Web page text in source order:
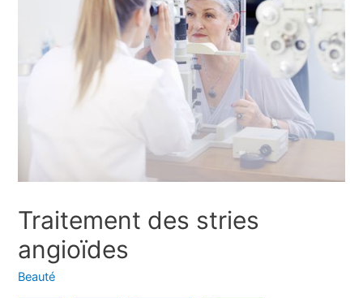
Traitement des stries
angioïdes
Beauté